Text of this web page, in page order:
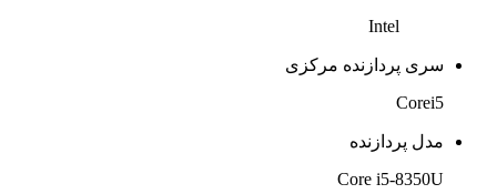
Intel
سری پردازنده مرکزی
Corei5
مدل پردازنده
Core i5-8350U